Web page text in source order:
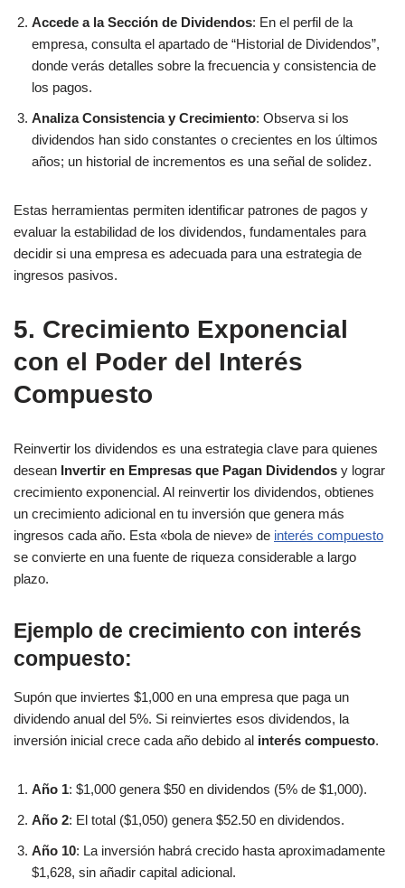
Accede a la Sección de Dividendos: En el perfil de la
empresa, consulta el apartado de “Historial de Dividendos”,
donde verás detalles sobre la frecuencia y consistencia de
los pagos.
Analiza Consistencia y Crecimiento: Observa si los
dividendos han sido constantes o crecientes en los últimos
años; un historial de incrementos es una señal de solidez.
Estas herramientas permiten identificar patrones de pagos y
evaluar la estabilidad de los dividendos, fundamentales para
decidir si una empresa es adecuada para una estrategia de
ingresos pasivos.
5. Crecimiento Exponencial
con el Poder del Interés
Compuesto
Reinvertir los dividendos es una estrategia clave para quienes
desean Invertir en Empresas que Pagan Dividendos y lograr
crecimiento exponencial. Al reinvertir los dividendos, obtienes
un crecimiento adicional en tu inversión que genera más
ingresos cada año. Esta «bola de nieve» de interés compuesto
se convierte en una fuente de riqueza considerable a largo
plazo.
Ejemplo de crecimiento con interés
compuesto:
Supón que inviertes $1,000 en una empresa que paga un
dividendo anual del 5%. Si reinviertes esos dividendos, la
inversión inicial crece cada año debido al interés compuesto.
Año 1: $1,000 genera $50 en dividendos (5% de $1,000).
Año 2: El total ($1,050) genera $52.50 en dividendos.
Año 10: La inversión habrá crecido hasta aproximadamente
$1,628, sin añadir capital adicional.